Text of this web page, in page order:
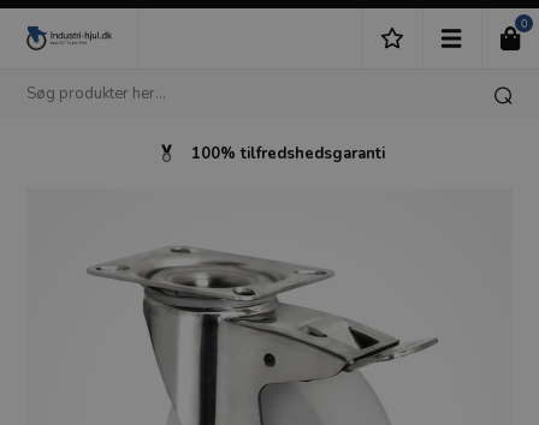
0
100% tilfredshedsgaranti